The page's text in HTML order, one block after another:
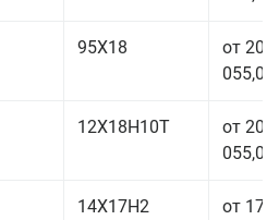
95Х18
от 208
055,00
12Х18Н10Т
от 208
055,00
14Х17Н2
от 177